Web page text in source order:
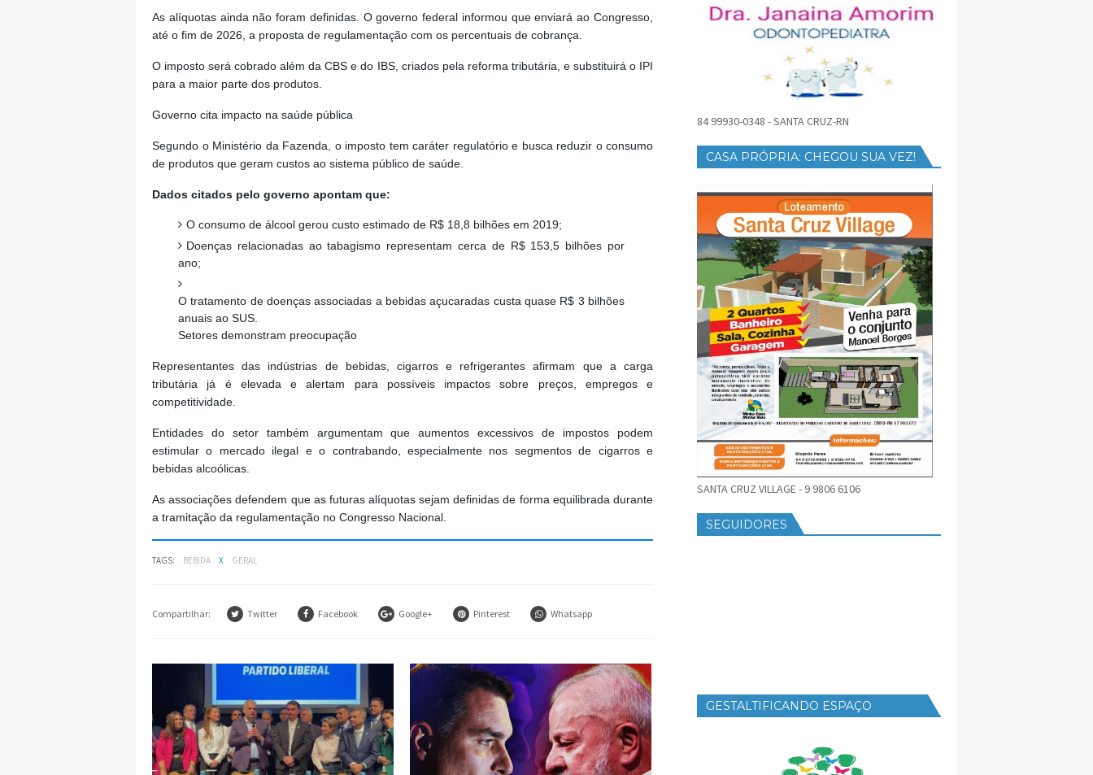
As alíquotas ainda não foram definidas. O governo federal informou que enviará ao Congresso,
até o fim de 2026, a proposta de regulamentação com os percentuais de cobrança.
O imposto será cobrado além da CBS e do IBS, criados pela reforma tributária, e substituirá o IPI
para a maior parte dos produtos.
Governo cita impacto na saúde pública
Segundo o Ministério da Fazenda, o imposto tem caráter regulatório e busca reduzir o consumo
de produtos que geram custos ao sistema público de saúde.
Dados citados pelo governo apontam que:
O consumo de álcool gerou custo estimado de R$ 18,8 bilhões em 2019;
Doenças relacionadas ao tabagismo representam cerca de R$ 153,5 bilhões por
ano;
O tratamento de doenças associadas a bebidas açucaradas custa quase R$ 3 bilhões
anuais ao SUS.
Setores demonstram preocupação
Representantes das indústrias de bebidas, cigarros e refrigerantes afirmam que a carga
tributária já é elevada e alertam para possíveis impactos sobre preços, empregos e
competitividade.
Entidades do setor também argumentam que aumentos excessivos de impostos podem
estimular o mercado ilegal e o contrabando, especialmente nos segmentos de cigarros e
bebidas alcoólicas.
As associações defendem que as futuras alíquotas sejam definidas de forma equilibrada durante
a tramitação da regulamentação no Congresso Nacional.
TAGS: BEBIDA X GERAL
Compartilhar: Twitter Facebook Google+ Pinterest Whatsapp
84 99930-0348 - SANTA CRUZ-RN
CASA PRÓPRIA: CHEGOU SUA VEZ!
SANTA CRUZ VILLAGE - 9 9806 6106
SEGUIDORES
GESTALTIFICANDO ESPAÇO